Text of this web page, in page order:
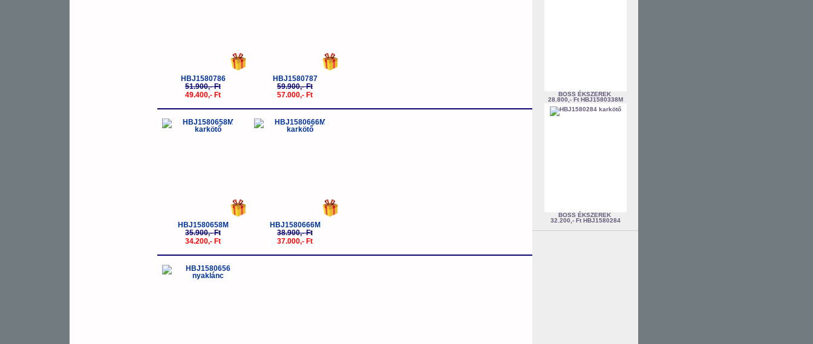
HBJ1580786
51.900,- Ft
49.400,- Ft
HBJ1580787
59.900,- Ft
57.000,- Ft
-5%
HBJ1580658M
35.900,- Ft
34.200,- Ft
-5%
HBJ1580666M
38.900,- Ft
37.000,- Ft
-5%
BOSS ÉKSZEREK
28.800,- Ft HBJ1580338M
BOSS ÉKSZEREK
32.200,- Ft HBJ1580284